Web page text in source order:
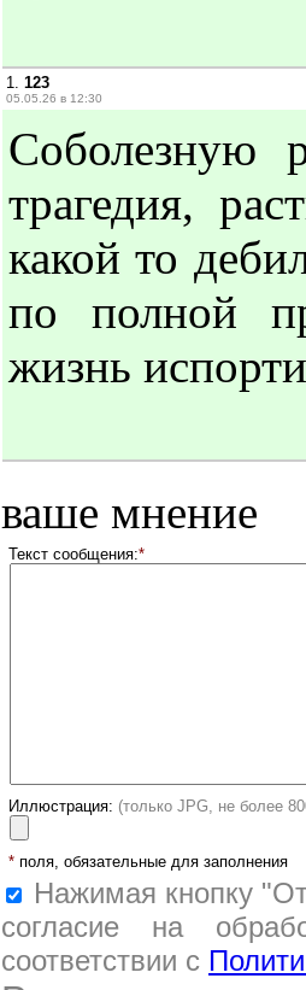
1. 123
05.05.26 в 12:30
Соболезную
трагедия,
какой то
по полной
жизнь
ваше мнение
Текст сообщения:*
Иллюстрация: (только JPG, не более
* поля, обязательные для заполнения
Нажимая кнопку
согласие на
соответствии с